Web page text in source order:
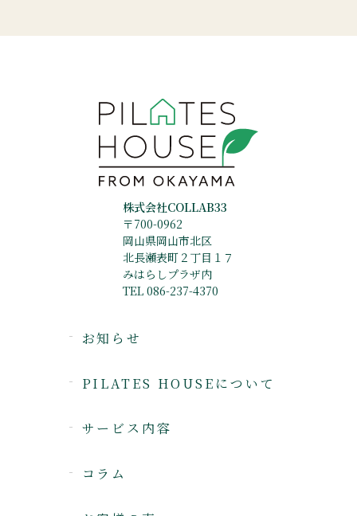
株式会社COLLAB33
〒700-0962
岡山県岡山市北区
北長瀬表町２丁目１７
みはらしプラザ内
TEL 086-237-4370
お知らせ
PILATES HOUSEについて
サービス内容
コラム